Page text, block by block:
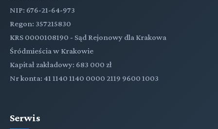
NIP: 676-21-64-973
Regon: 357215830
KRS 0000108190 - Sąd Rejonowy dla Krakowa
Śródmieścia w Krakowie
Kapitał zakładowy: 683 000 zł
Nr konta: 41 1140 1140 0000 2119 9600 1003
Serwis